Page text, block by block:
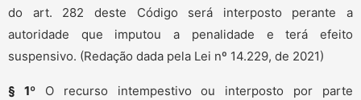
do art. 282 deste Código será interposto perante a
autoridade que imputou a penalidade e terá efeito
suspensivo. (Redação dada pela Lei nº 14.229, de 2021)
§ 1ºO recurso intempestivo ou interposto por parte